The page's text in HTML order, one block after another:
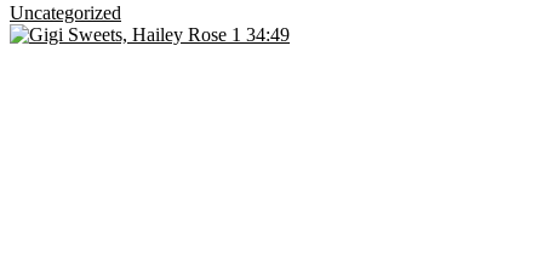
Uncategorized
34:49